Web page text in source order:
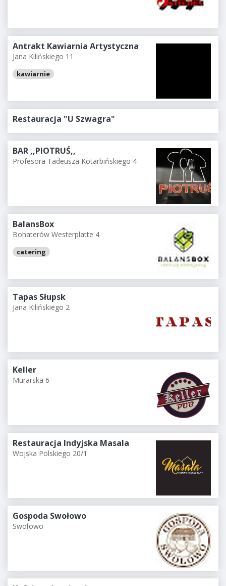
Antrakt Kawiarnia Artystyczna
Jana Kilińskiego 11
kawiarnie
Restauracja "U Szwagra"
BAR ,,PIOTRUŚ,,
Profesora Tadeusza Kotarbińskiego 4
BalansBox
Bohaterów Westerplatte 4
catering
Tapas Słupsk
Jana Kilińskiego 2
Keller
Murarska 6
Restauracja Indyjska Masala
Wojska Polskiego 20/1
Gospoda Swołowo
Swołowo